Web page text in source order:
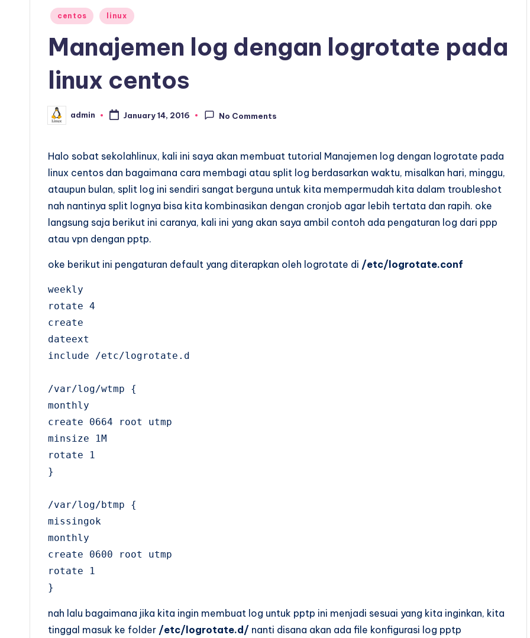
Posted
centos linux
Manajemen log dengan logrotate pada
linux centos
Posted
by
admin January 14, 2016 No Comments
Halo sobat sekolahlinux, kali ini saya akan membuat tutorial Manajemen log dengan logrotate pada
linux centos dan bagaimana cara membagi atau split log berdasarkan waktu, misalkan hari, minggu,
ataupun bulan, split log ini sendiri sangat berguna untuk kita mempermudah kita dalam troubleshot
nah nantinya split lognya bisa kita kombinasikan dengan cronjob agar lebih tertata dan rapih. oke
langsung saja berikut ini caranya, kali ini yang akan saya ambil contoh ada pengaturan log dari ppp
atau vpn dengan pptp.
oke berikut ini pengaturan default yang diterapkan oleh logrotate di /etc/logrotate.conf
weekly
rotate 4
create
dateext
include /etc/logrotate.d
/var/log/wtmp {
monthly
create 0664 root utmp
minsize 1M
rotate 1
}
/var/log/btmp {
missingok
monthly
create 0600 root utmp
rotate 1
}
nah lalu bagaimana jika kita ingin membuat log untuk pptp ini menjadi sesuai yang kita inginkan, kita
tinggal masuk ke folder /etc/logrotate.d/ nanti disana akan ada file konfigurasi log pptp